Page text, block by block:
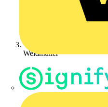
Weidmüller